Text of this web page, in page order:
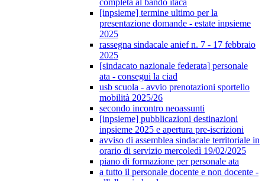
completa al bando itaca
[inpsieme] termine ultimo per la
presentazione domande - estate inpsieme
2025
rassegna sindacale anief n. 7 - 17 febbraio
2025
[sindacato nazionale federata] personale
ata - consegui la ciad
usb scuola - avvio prenotazioni sportello
mobilità 2025/26
secondo incontro neoassunti
[inpsieme] pubblicazioni destinazioni
inpsieme 2025 e apertura pre-iscrizioni
avviso di assemblea sindacale territoriale in
orario di servizio mercoledì 19/02/2025
piano di formazione per personale ata
a tutto il personale docente e non docente -